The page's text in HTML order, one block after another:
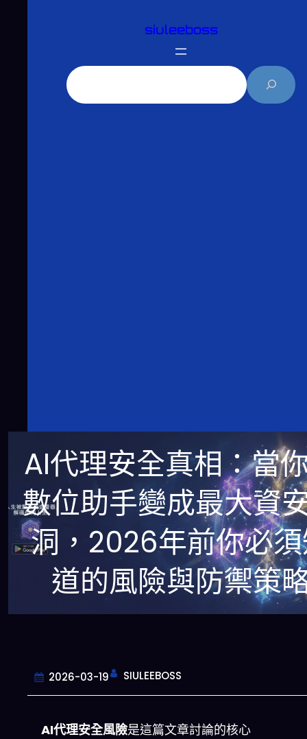
siuleeboss
AI代理安全真相：當
數位助手變成最大資
洞，2026年前你必
道的風險與防禦策
2026-03-19 SIULEEBOSS
AI代理安全風險是這篇文章討論的核心